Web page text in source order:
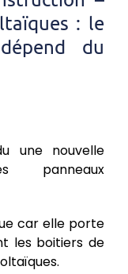
: le
du
une nouvelle
panneaux
car elle porte
les boitiers de